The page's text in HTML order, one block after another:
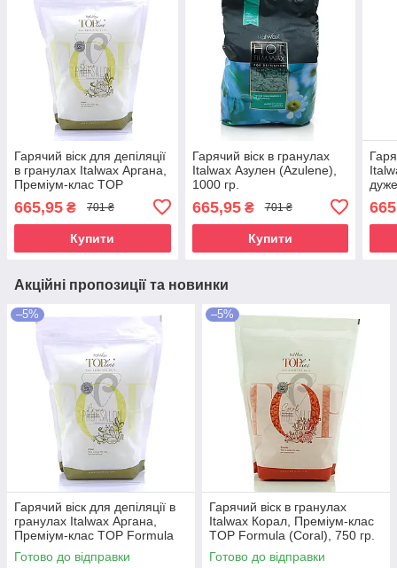
Гарячий віск для депіляції
в гранулах Italwax Аргана,
Преміум-клас TOP
Formula (Argan), 750 гр.
665,95 ₴ 701 ₴
Купити
Гарячий віск в гранулах
Italwax Азулен (Azulene),
1000 гр.
665,95₴ 701 ₴
Купити
гр.
Акційні пропозиції та новинки
–5%
Гарячий віск для депіляції в
гранулах Italwax Аргана,
Преміум-клас TOP Formula
(Argan), 750 гр.
Готово до відправки
–5%
Гарячий віск в гранулах
Italwax Корал, Преміум-клас
TOP Formula (Coral), 750 гр.
Готово до відправки